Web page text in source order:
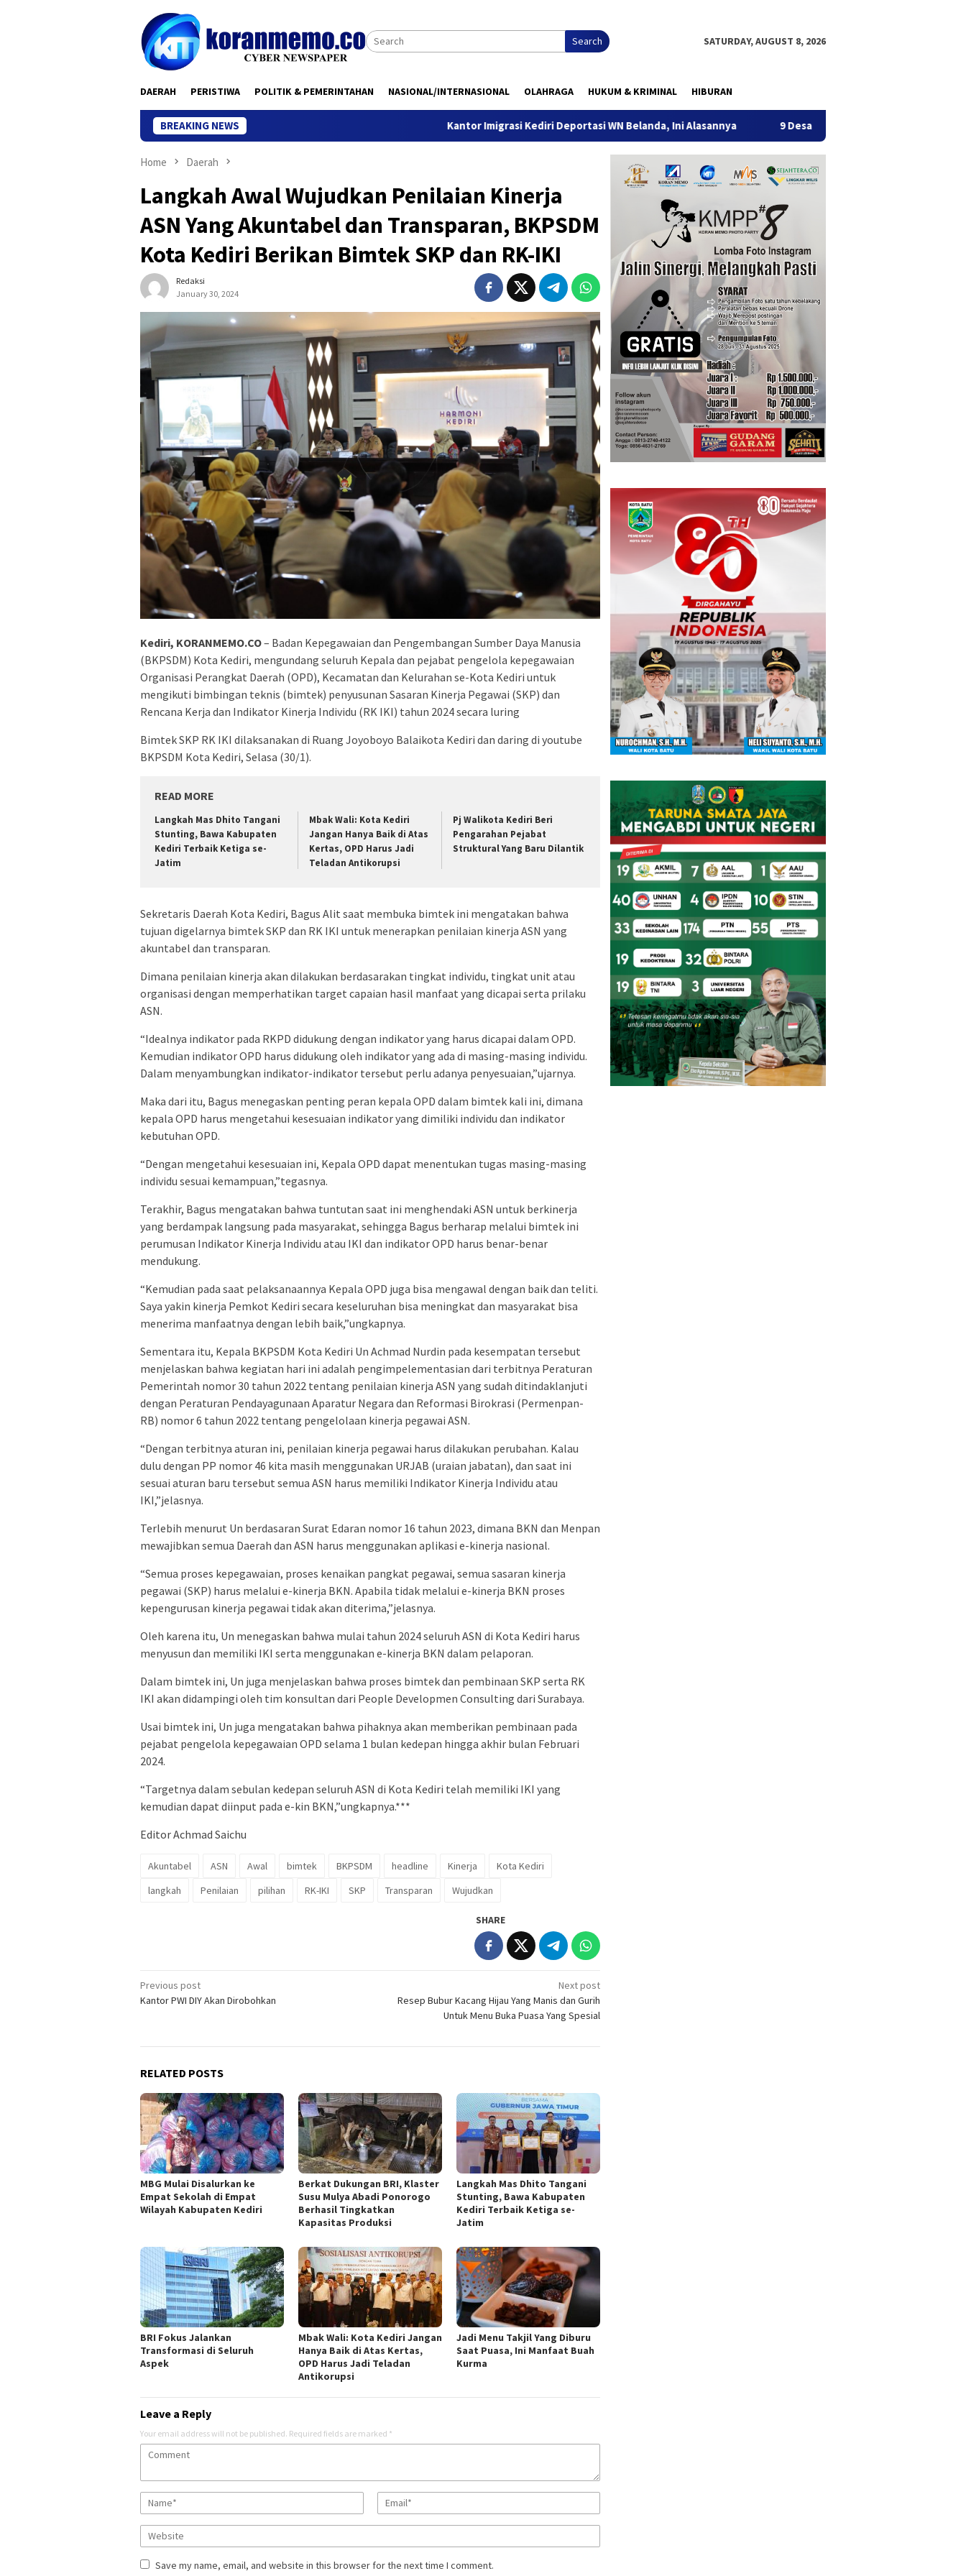
Search SATURDAY, AUGUST 8, 2026
DAERAH PERISTIWA POLITIK & PEMERINTAHAN NASIONAL/INTERNASIONAL OLAHRAGA HUKUM & KRIMINAL HIBURAN
BREAKING NEWS Kantor Imigrasi Kediri Deportasi WN Belanda, Ini Alasannya 9 Desa di 6 Kecamatan Tulungagung Alami Kekeringan
Home Daerah
Langkah Awal Wujudkan Penilaian Kinerja
ASN Yang Akuntabel dan Transparan, BKPSDM
Kota Kediri Berikan Bimtek SKP dan RK-IKI
Redaksi
January 30, 2024
Kediri, KORANMEMO.CO– Badan Kepegawaian dan Pengembangan Sumber Daya Manusia
(BKPSDM) Kota Kediri, mengundang seluruh Kepala dan pejabat pengelola kepegawaian
Organisasi Perangkat Daerah (OPD), Kecamatan dan Kelurahan se-Kota Kediri untuk
mengikuti bimbingan teknis (bimtek) penyusunan Sasaran Kinerja Pegawai (SKP) dan
Rencana Kerja dan Indikator Kinerja Individu (RK IKI) tahun 2024 secara luring
Bimtek SKP RK IKI dilaksanakan di Ruang Joyoboyo Balaikota Kediri dan daring di youtube
BKPSDM Kota Kediri, Selasa (30/1).
READ MORE
Langkah Mas Dhito Tangani
Stunting, Bawa Kabupaten
Kediri Terbaik Ketiga se-
Jatim
Mbak Wali: Kota Kediri
Jangan Hanya Baik di Atas
Kertas, OPD Harus Jadi
Teladan Antikorupsi
Pj Walikota Kediri Beri
Pengarahan Pejabat
Struktural Yang Baru Dilantik
Sekretaris Daerah Kota Kediri, Bagus Alit saat membuka bimtek ini mengatakan bahwa
tujuan digelarnya bimtek SKP dan RK IKI untuk menerapkan penilaian kinerja ASN yang
akuntabel dan transparan.
Dimana penilaian kinerja akan dilakukan berdasarakan tingkat individu, tingkat unit atau
organisasi dengan memperhatikan target capaian hasil manfaat yang dicapai serta prilaku
ASN.
“Idealnya indikator pada RKPD didukung dengan indikator yang harus dicapai dalam OPD.
Kemudian indikator OPD harus didukung oleh indikator yang ada di masing-masing individu.
Dalam menyambungkan indikator-indikator tersebut perlu adanya penyesuaian,”ujarnya.
Maka dari itu, Bagus menegaskan penting peran kepala OPD dalam bimtek kali ini, dimana
kepala OPD harus mengetahui kesesuaian indikator yang dimiliki individu dan indikator
kebutuhan OPD.
“Dengan mengetahui kesesuaian ini, Kepala OPD dapat menentukan tugas masing-masing
individu sesuai kemampuan,”tegasnya.
Terakhir, Bagus mengatakan bahwa tuntutan saat ini menghendaki ASN untuk berkinerja
yang berdampak langsung pada masyarakat, sehingga Bagus berharap melalui bimtek ini
perumusan Indikator Kinerja Individu atau IKI dan indikator OPD harus benar-benar
mendukung.
“Kemudian pada saat pelaksanaannya Kepala OPD juga bisa mengawal dengan baik dan teliti.
Saya yakin kinerja Pemkot Kediri secara keseluruhan bisa meningkat dan masyarakat bisa
menerima manfaatnya dengan lebih baik,”ungkapnya.
Sementara itu, Kepala BKPSDM Kota Kediri Un Achmad Nurdin pada kesempatan tersebut
menjelaskan bahwa kegiatan hari ini adalah pengimpelementasian dari terbitnya Peraturan
Pemerintah nomor 30 tahun 2022 tentang penilaian kinerja ASN yang sudah ditindaklanjuti
dengan Peraturan Pendayagunaan Aparatur Negara dan Reformasi Birokrasi (Permenpan-
RB) nomor 6 tahun 2022 tentang pengelolaan kinerja pegawai ASN.
“Dengan terbitnya aturan ini, penilaian kinerja pegawai harus dilakukan perubahan. Kalau
dulu dengan PP nomor 46 kita masih menggunakan URJAB (uraian jabatan), dan saat ini
sesuai aturan baru tersebut semua ASN harus memiliki Indikator Kinerja Individu atau
IKI,”jelasnya.
Terlebih menurut Un berdasaran Surat Edaran nomor 16 tahun 2023, dimana BKN dan Menpan
mewajibkan semua Daerah dan ASN harus menggunakan aplikasi e-kinerja nasional.
“Semua proses kepegawaian, proses kenaikan pangkat pegawai, semua sasaran kinerja
pegawai (SKP) harus melalui e-kinerja BKN. Apabila tidak melalui e-kinerja BKN proses
kepengurusan kinerja pegawai tidak akan diterima,”jelasnya.
Oleh karena itu, Un menegaskan bahwa mulai tahun 2024 seluruh ASN di Kota Kediri harus
menyusun dan memiliki IKI serta menggunakan e-kinerja BKN dalam pelaporan.
Dalam bimtek ini, Un juga menjelaskan bahwa proses bimtek dan pembinaan SKP serta RK
IKI akan didampingi oleh tim konsultan dari People Developmen Consulting dari Surabaya.
Usai bimtek ini, Un juga mengatakan bahwa pihaknya akan memberikan pembinaan pada
pejabat pengelola kepegawaian OPD selama 1 bulan kedepan hingga akhir bulan Februari
2024.
“Targetnya dalam sebulan kedepan seluruh ASN di Kota Kediri telah memiliki IKI yang
kemudian dapat diinput pada e-kin BKN,”ungkapnya.***
Editor Achmad Saichu
Akuntabel ASN Awal bimtek BKPSDM headline Kinerja
Kota Kediri
langkah
Penilaian pilihan RK-IKI SKP Transparan Wujudkan
SHARE
Post
navigation
Previous post
Kantor PWI DIY Akan Dirobohkan
Next post
Resep Bubur Kacang Hijau Yang Manis dan Gurih
Untuk Menu Buka Puasa Yang Spesial
RELATED POSTS
MBG Mulai Disalurkan ke
Empat Sekolah di Empat
Wilayah Kabupaten Kediri
Berkat Dukungan BRI, Klaster
Susu Mulya Abadi Ponorogo
Berhasil Tingkatkan
Kapasitas Produksi
Langkah Mas Dhito Tangani
Stunting, Bawa Kabupaten
Kediri Terbaik Ketiga se-
Jatim
BRI Fokus Jalankan
Transformasi di Seluruh
Aspek
Mbak Wali: Kota Kediri Jangan
Hanya Baik di Atas Kertas,
OPD Harus Jadi Teladan
Antikorupsi
Jadi Menu Takjil Yang Diburu
Saat Puasa, Ini Manfaat Buah
Kurma
Leave a Reply
Your email address will not be published. Required fields are marked *
Save my name, email, and website in this browser for the next time I comment.